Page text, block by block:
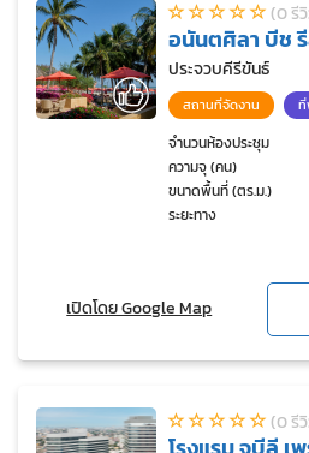
(0 รี
อนันตศิลา บีช
ประจวบคีรีขันธ์
สถานที่จัดงาน
จำนวนห้องประชุม
ความจุ (คน)
ขนาดพื้นที่ (ตร.ม.)
ระยะทาง
เปิดโดย Google Map
(0 รี